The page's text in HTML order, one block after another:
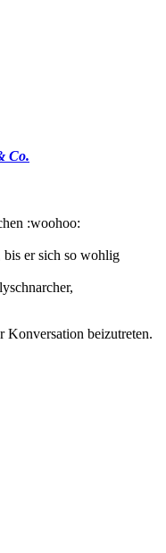
Co.
:woohoo:
bis er sich so wohlig
,
Konversation beizutreten.